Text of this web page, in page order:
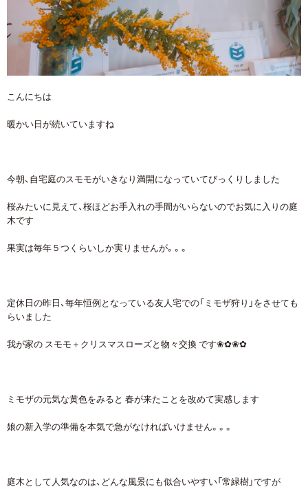
こんにちは
暖かい日が続いていますね
今朝、自宅庭のスモモがいきなり満開になっていてびっくりしました
桜みたいに見えて、桜ほどお手入れの手間がいらないのでお気に入りの庭
木です
果実は毎年５つくらいしか実りませんが。。。
定休日の昨日、毎年恒例となっている友人宅での「ミモザ狩り」をさせても
らいました
我が家の スモモ＋クリスマスローズと物々交換 です❀✿❀✿
ミモザの元気な黄色をみると 春が来たことを改めて実感します
娘の新入学の準備を本気で急がなければいけません。。。
庭木として人気なのは、どんな風景にも似合いやすい「常緑樹」ですが